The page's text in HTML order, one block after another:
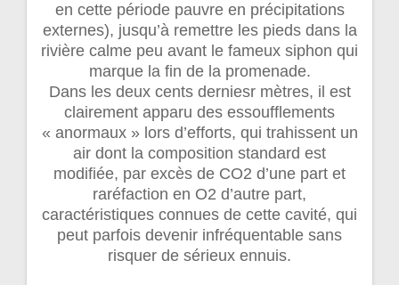
en cette période pauvre en précipitations
externes), jusqu’à remettre les pieds dans la
rivière calme peu avant le fameux siphon qui
marque la fin de la promenade.
Dans les deux cents derniesr mètres, il est
clairement apparu des essoufflements
« anormaux » lors d’efforts, qui trahissent un
air dont la composition standard est
modifiée, par excès de CO2 d’une part et
raréfaction en O2 d’autre part,
caractéristiques connues de cette cavité, qui
peut parfois devenir infréquentable sans
risquer de sérieux ennuis.